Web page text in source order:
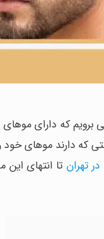
برویم که دارای
دارند موهای خود
تهران تا انتهای